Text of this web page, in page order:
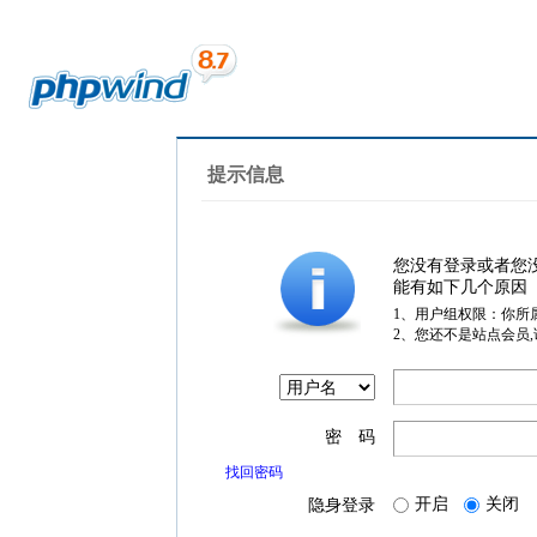
提示信息
您没有登录或者您
能有如下几个原因
1、用户组权限：你所
2、您还不是站点会员
密 码
找回密码
隐身登录 开启 关闭